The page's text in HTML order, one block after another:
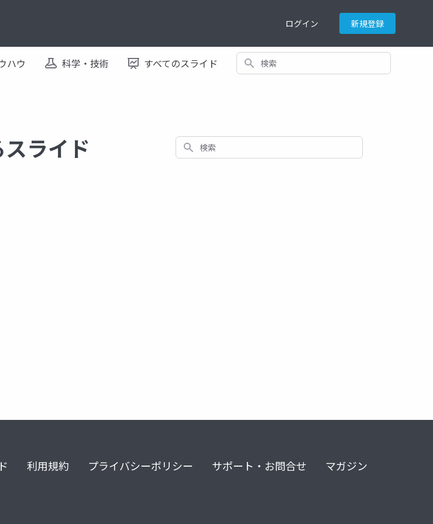
ログイン 新規登録
ハウ 科学・技術 すべてのスライド 検索
ライド 検索
利用規約 プライバシーポリシー サポート・お問合せ マガジン